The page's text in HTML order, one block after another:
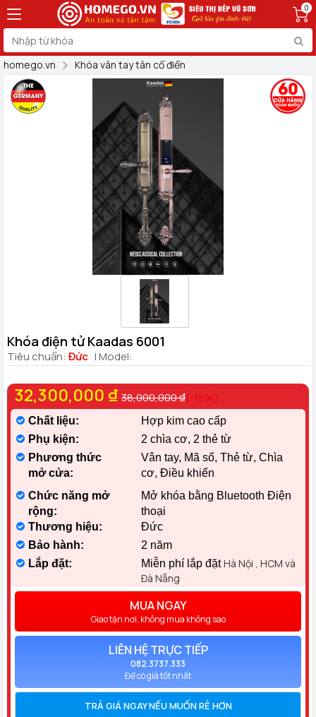
0
homego.vn Khóa vân tay tân cổ điển
Khóa điện tử Kaadas 6001
Tiêu chuẩn: Đức | Model:
32,300,000 ₫ 38,000,000 ₫(-15%)
Chất liệu:
Hợp kim cao cấp
Phụ kiện:
2 chìa cơ, 2 thẻ từ
Phương thức
mở cửa:
Vân tay, Mã số, Thẻ từ, Chìa
cơ, Điều khiển
Chức năng mở
rộng:
Mở khóa bằng Bluetooth Điện
thoại
Thương hiệu:
Đức
Bảo hành:
2 năm
Lắp đặt:
Miễn phí lắp đặtHà Nội , HCM và
Đà Nẵng
MUA NGAY
Giao tận nơi, không mua không sao
LIÊN HỆ TRỰC TIẾP
082.3737.333
Để có giá tốt nhất
TRẢ GIÁ NGAY NẾU MUỐN RẺ HƠN